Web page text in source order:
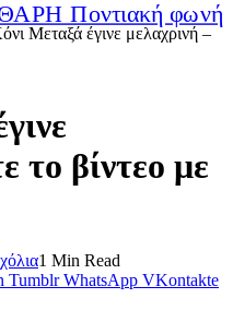
Μεταξά έγινε μελαχρινή –
το βίντεο με
1 Min Read
Tumblr WhatsApp VKontakte